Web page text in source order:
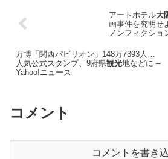
アートホテル大
画事件を究明せ
ノンフィクショ
万博「関西パビリオン」148万7393人…
人気公式スタンプ、9府県観光地などに –
Yahoo!ニュース
コメント
コメントを書き